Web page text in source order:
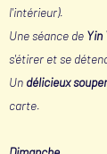
l'intérieur).
Une séance de Yin
s'étirer et se
Un délicieux
carte.